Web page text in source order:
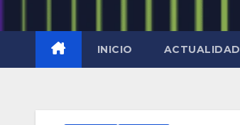
INICIO ACTUALIDAD